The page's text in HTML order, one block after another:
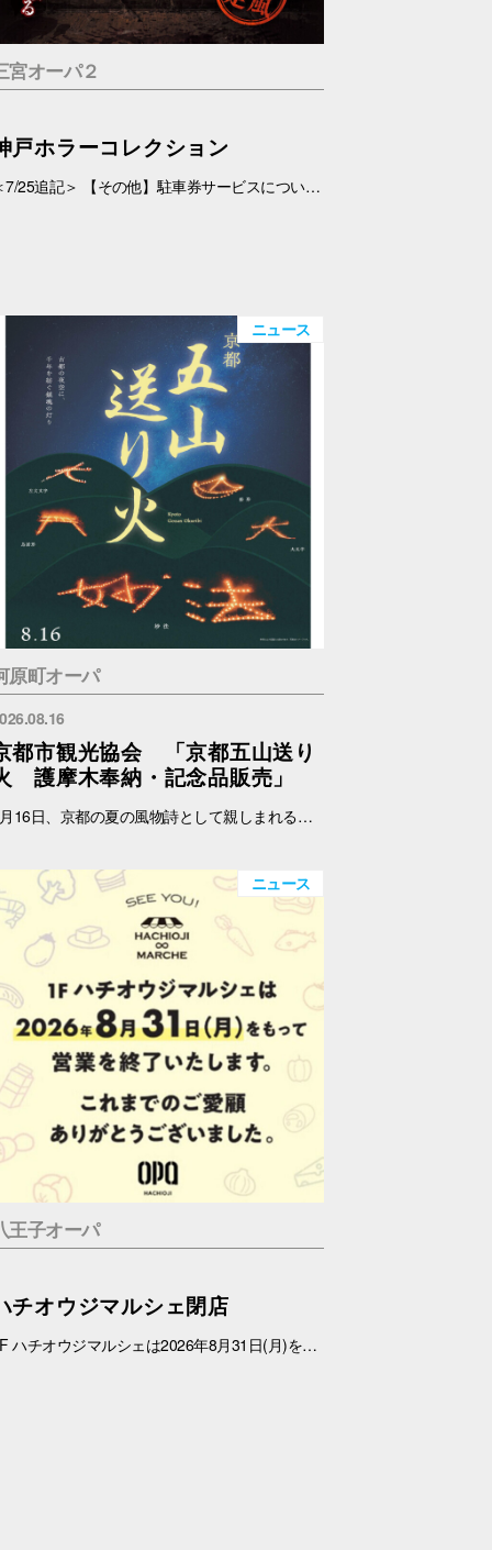
宮オーパ２
戸ホラーコレクション
＜7/25追記＞ 【その他】駐車券サービスについて、 対象外となっておりましたが、7/26(日)より、対象とさせていただきます。 ＜7/19追記＞ お化け屋敷の制作・プロデュース#エスプランニング が手掛ける本格お化け屋敷。 このお化け屋敷の主人公はあなたです。足を踏み入れてはいけない村に迷い込んだあなたの運命は…繋がる４つのストーリー 1.ルーム型「タブー」 友達を探している最中に、見つけた村を訪れたあなたの運命は…歩き回らないルーム型お化け屋敷です。狭い部屋内で繰り広げられる数々の恐怖体験… 2.暗闇型「ダークネス」 逃げた場所は、何も見えない闇… だが確実にあの化け物は私を追ってきている。手の感触を頼りに暗闇の中を進んで行く。暗闇に潜む化け物とは… 3.ウォークスルー型「ヴィレッジ」 暗闇を抜けてもまだ家の中だった…この家から外に出ろ！歩いて回る王道のお化け屋敷。とにかく前へ進み続けるしかない。 4.サウンド型「ドールズ」 私はあの化け物に見つからないように隠れた。私を探しているのは、あの化け物だけではない。ヘッドフォンだけで聞く恐怖。 【日程】 7/11(土)・7/12(日)、7/18(土)～9/23(水・祝) 【時間】 11:00～20:00(最終受付 19:30) 【場所】 5F 特設会場 【料金】 １.タブー 税込1,200円 ２.ダークネス 税込1,200円 ３.ヴィレッジ 税込1,500円 ４.ドールズ 税込1,200円 １～４セット券 税込4,500円 【その他】 ・入場券は会場のみでの販売となります。 ・お支払いは現金・PayPay（但しPayPayは7/18以降対応可能見込み） ・6才未満のお子さま、妊婦の方、アルコールを摂取されてる方は入場はご遠慮下さい。 ・駐車券サービスは対象外とさせていただきます。➡※7/26(日)より、対象となりました。
ニュース
原町オーパ
都市観光協会 「京都五山送り
護摩木奉納・記念品販売」
8月16日、京都の夏の風物詩として親しまれる京都五山送り火が執り行われます。 京都市観光協会では、伝統あるこの行事をより多くの人に知ってもらい、身近に触れていただくため、五山送り火をモチーフにしたオリジナルの扇子、記念符、手ぬぐい及び五山共通護摩木を制作・販売します。 また、各山の点火時に用いられる護摩木を受付し、各山に奉納します。 これらの販売における売上の一部は、五山送り火行事の保存・継承のために役立てられます。 日時：8月14日(金)～15日(土) 11:00～17:00 場所：メインエントランス横 店頭スペース（サマンサタバサ前） 内容：五山共通護摩木奉納、記念品販売 ※なくなり次第終了 ※奉納する山はご指定いただけません。 護摩木奉納・記念品販売に関する詳細およびお問い合わせは、下記ホームページをご覧ください。 京都市観光協会 https://www.kyokanko.or.jp/news/20260731_1/ 京都観光Navi https://ja.kyoto.travel/event/major/okuribi/
ニュース
王子オーパ
チオウジマルシェ閉店
1F ハチオウジマルシェは2026年8月31日(月)をもちまして、営業を終了させていただきます。 これまでのご愛顧ありがとうございました。 また、1Fフロアにつきましては、今冬にリニューアルを予定しております。